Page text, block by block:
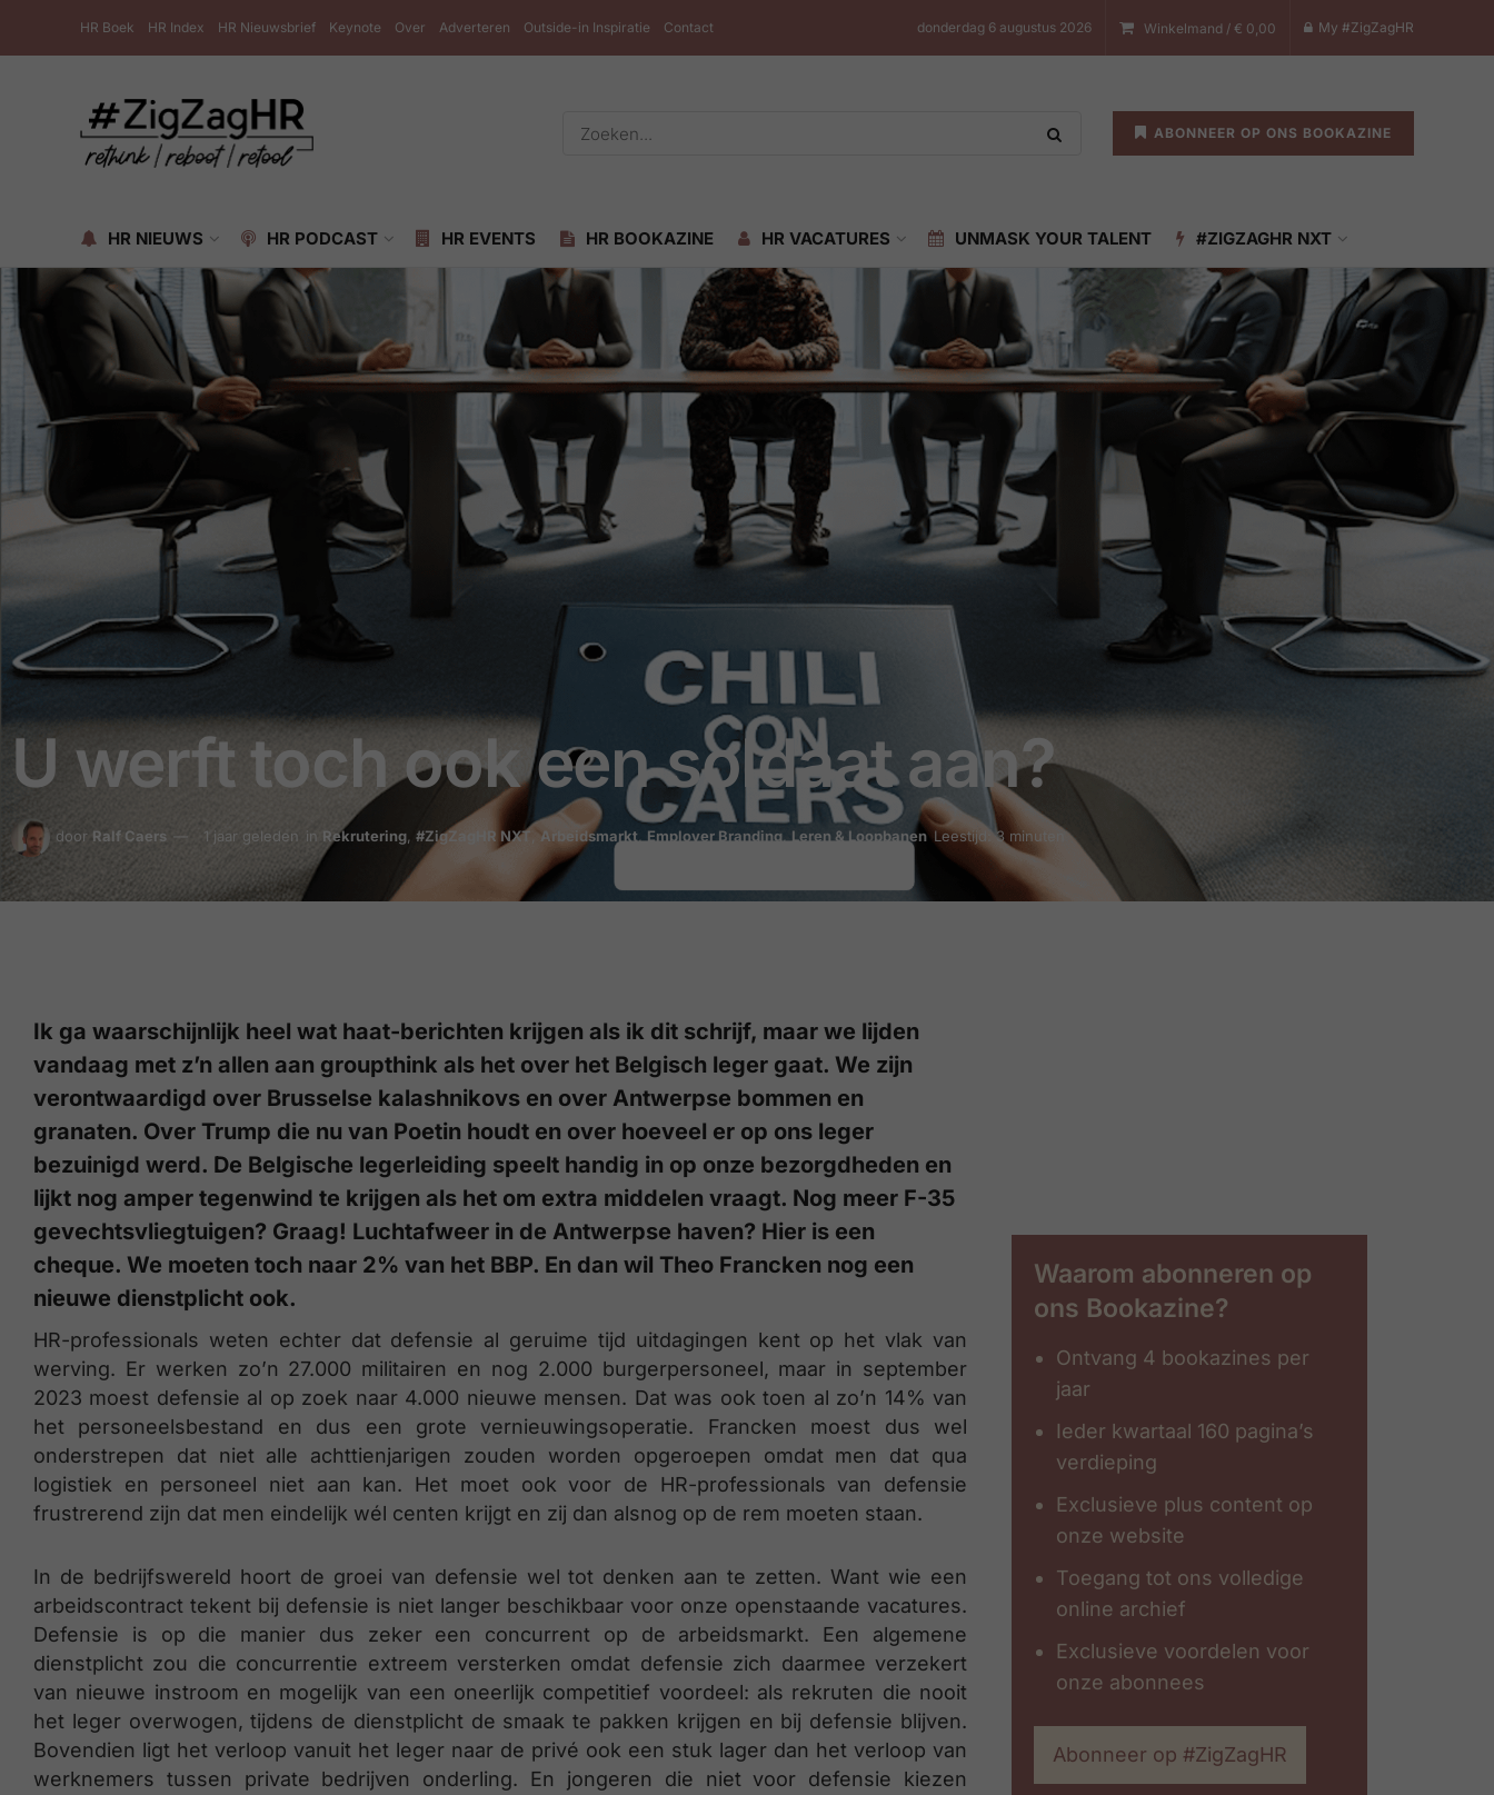
HR Boek HR Index HR Nieuwsbrief Keynote Over Adverteren Outside-in Inspiratie Contact donderdag 6 augustus 2026 Winkelmand / € 0,00 My #ZigZagHR
ABONNEER OP ONS BOOKAZINE
HR NIEUWS HR PODCAST HR EVENTS HR BOOKAZINE HR VACATURES UNMASK YOUR TALENT #ZIGZAGHR NXT
U werft toch ook een soldaat aan?
door Ralf Caers 1 jaar geleden in Rekrutering #ZigZagHR NXT Arbeidsmarkt Employer Branding, Leren & Loopbanen Leestijd: 3 minuten
Ik ga waarschijnlijk heel wat haat-berichten krijgen als ik dit schrijf, maar we lijden
vandaag met z’n allen aan groupthink als het over het Belgisch leger gaat. We zijn
verontwaardigd over Brusselse kalashnikovs en over Antwerpse bommen en
granaten. Over Trump die nu van Poetin houdt en over hoeveel er op ons leger
bezuinigd werd. De Belgische legerleiding speelt handig in op onze bezorgdheden en
lijkt nog amper tegenwind te krijgen als het om extra middelen vraagt. Nog meer F-35
gevechtsvliegtuigen? Graag! Luchtafweer in de Antwerpse haven? Hier is een
cheque. We moeten toch naar 2% van het BBP. En dan wil Theo Francken nog een
nieuwe dienstplicht ook.
HR-professionals weten echter dat defensie al geruime tijd uitdagingen kent op het vlak van
werving. Er werken zo’n 27.000 militairen en nog 2.000 burgerpersoneel, maar in september
2023 moest defensie al op zoek naar 4.000 nieuwe mensen. Dat was ook toen al zo’n 14% van
het personeelsbestand en dus een grote vernieuwingsoperatie. Francken moest dus wel
onderstrepen dat niet alle achttienjarigen zouden worden opgeroepen omdat men dat qua
logistiek en personeel niet aan kan. Het moet ook voor de HR-professionals van defensie
frustrerend zijn dat men eindelijk wél centen krijgt en zij dan alsnog op de rem moeten staan.
In de bedrijfswereld hoort de groei van defensie wel tot denken aan te zetten. Want wie een
arbeidscontract tekent bij defensie is niet langer beschikbaar voor onze openstaande vacatures.
Defensie is op die manier dus zeker een concurrent op de arbeidsmarkt. Een algemene
dienstplicht zou die concurrentie extreem versterken omdat defensie zich daarmee verzekert
van nieuwe instroom en mogelijk van een oneerlijk competitief voordeel: als rekruten die nooit
het leger overwogen, tijdens de dienstplicht de smaak te pakken krijgen en bij defensie blijven.
Bovendien ligt het verloop vanuit het leger naar de privé ook een stuk lager dan het verloop van
werknemers tussen private bedrijven onderling. En jongeren die niet voor defensie kiezen
Waarom abonneren op
ons Bookazine?
Ontvang 4 bookazines per
jaar
Ieder kwartaal 160 pagina’s
verdieping
Exclusieve plus content op
onze website
Toegang tot ons volledige
online archief
Exclusieve voordelen voor
onze abonnees
Abonneer op #ZigZagHR